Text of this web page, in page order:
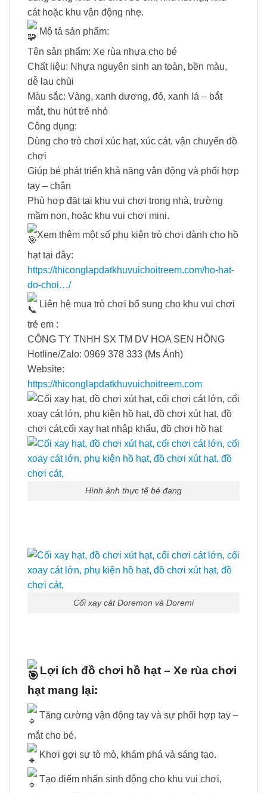
cát hoặc khu vận động nhẹ.
Mô tả sản phẩm:
Tên sản phẩm: Xe rùa nhựa cho bé
Chất liệu: Nhựa nguyên sinh an toàn, bền màu,
dễ lau chùi
Màu sắc: Vàng, xanh dương, đỏ, xanh lá – bắt
mắt, thu hút trẻ nhỏ
Công dụng:
Dùng cho trò chơi xúc hạt, xúc cát, vận chuyển đồ
chơi
Giúp bé phát triển khả năng vận động và phối hợp
tay – chân
Phù hợp đặt tại khu vui chơi trong nhà, trường
mầm non, hoặc khu vui chơi mini.
Xem thêm một số phụ kiện trò chơi dành cho hồ
hạt tại đây:
https://thiconglapdatkhuvuichoitreem.com/ho-hat-
do-choi…/
Liên hệ mua trò chơi bổ sung cho khu vui chơi
trẻ em :
CÔNG TY TNHH SX TM DV HOA SEN HỒNG
Hotline/Zalo: 0969 378 333 (Ms Ánh)
Website:
https://thiconglapdatkhuvuichoitreem.com
Hình ảnh thực tế bé đang
Cối xay cát Doremon và Doremi
Lợi ích đồ chơi hồ hạt – Xe rùa chơi
hạt mang lại:
Tăng cường vận động tay và sự phối hợp tay –
mắt cho bé.
Khơi gợi sự tò mò, khám phá và sáng tạo.
Tạo điểm nhấn sinh động cho khu vui chơi,